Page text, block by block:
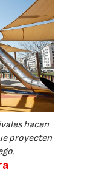
hacen
proyecten